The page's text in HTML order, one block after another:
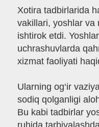
Xotira tadbirlarida
vakillari, yoshlar va
ishtirok etdi.
uchrashuvlarda
xizmat faoliyati
Ularning og‘ir
sodiq qolganligi
Bu kabi tadbirlar